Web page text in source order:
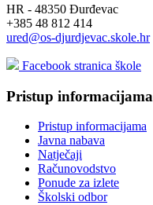
HR - 48350 Đurđevac
+385 48 812 414
ured@os-djurdjevac.skole.hr
Facebook stranica škole
Pristup informacijama
Pristup informacijama
Javna nabava
Natječaji
Računovodstvo
Ponude za izlete
Školski odbor